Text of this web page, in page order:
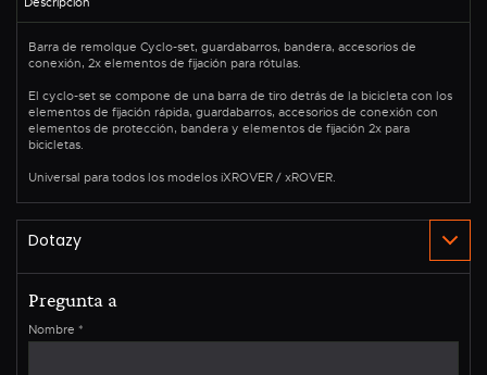
Barra de remolque Cyclo-set, guardabarros, bandera, accesorios de
conexión, 2x elementos de fijación para rótulas.
El cyclo-set se compone de una barra de tiro detrás de la bicicleta con los
elementos de fijación rápida, guardabarros, accesorios de conexión con
elementos de protección, bandera y elementos de fijación 2x para
bicicletas.
Universal para todos los modelos iXROVER / xROVER.
Pregunta a
Nombre *